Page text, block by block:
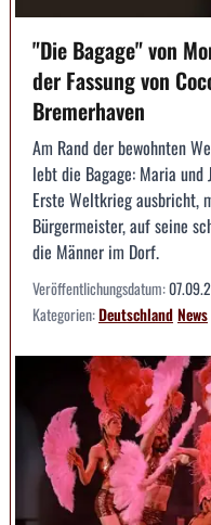
"Die Bagage" von
der Fassung von
Bremerhaven
Am Rand der bewohnten
lebt die Bagage: Maria
Erste Weltkrieg ausbricht,
Bürgermeister, auf seine
die Männer im Dorf.
Veröffentlichungsdatum:
Kategorien:DeutschlandNews